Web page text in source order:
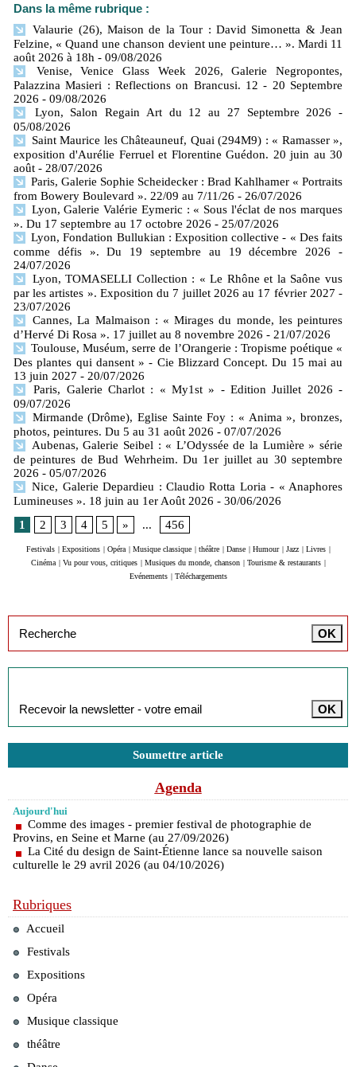
Dans la même rubrique :
Valaurie (26), Maison de la Tour : David Simonetta & Jean
Felzine, « Quand une chanson devient une peinture… ». Mardi 11
août 2026 à 18h - 09/08/2026
Venise, Venice Glass Week 2026, Galerie Negropontes,
Palazzina Masieri : Reflections on Brancusi. 12 - 20 Septembre
2026 - 09/08/2026
Lyon, Salon Regain Art du 12 au 27 Septembre 2026
-
05/08/2026
Saint Maurice les Châteauneuf, Quai (294M9) : « Ramasser »,
exposition d'Aurélie Ferruel et Florentine Guédon. 20 juin au 30
août - 28/07/2026
Paris, Galerie Sophie Scheidecker : Brad Kahlhamer « Portraits
from Bowery Boulevard ». 22/09 au 7/11/26 - 26/07/2026
Lyon, Galerie Valérie Eymeric : « Sous l'éclat de nos marques
». Du 17 septembre au 17 octobre 2026 - 25/07/2026
Lyon, Fondation Bullukian : Exposition collective - « Des faits
comme défis ». Du 19 septembre au 19 décembre 2026
-
24/07/2026
Lyon, TOMASELLI Collection : « Le Rhône et la Saône vus
par les artistes ». Exposition du 7 juillet 2026 au 17 février 2027 -
23/07/2026
Cannes, La Malmaison : « Mirages du monde, les peintures
d’Hervé Di Rosa ». 17 juillet au 8 novembre 2026 - 21/07/2026
Toulouse, Muséum, serre de l’Orangerie : Tropisme poétique «
Des plantes qui dansent » - Cie Blizzard Concept. Du 15 mai au
13 juin 2027 - 20/07/2026
Paris, Galerie Charlot : « My1st » - Edition Juillet 2026 -
09/07/2026
Mirmande (Drôme), Eglise Sainte Foy : « Anima », bronzes,
photos, peintures. Du 5 au 31 août 2026 - 07/07/2026
Aubenas, Galerie Seibel : « L’Odyssée de la Lumière » série
de peintures de Bud Wehrheim. Du 1er juillet au 30 septembre
2026 - 05/07/2026
Nice, Galerie Depardieu : Claudio Rotta Loria - « Anaphores
Lumineuses ». 18 juin au 1er Août 2026 - 30/06/2026
1
2 3 4 5 » ... 456
Festivals Expositions Opéra Musique classique théâtre Danse Humour Jazz Livres
Cinéma
Vu pour vous, critiques Musiques du monde, chanson Tourisme & restaurants
Evénements
Téléchargements
Soumettre article
Agenda
Aujourd'hui
Comme des images - premier festival de photographie de
Provins, en Seine et Marne (au 27/09/2026)
La Cité du design de Saint-Étienne lance sa nouvelle saison
culturelle le 29 avril 2026 (au 04/10/2026)
Rubriques
Accueil
Festivals
Expositions
Opéra
Musique classique
théâtre